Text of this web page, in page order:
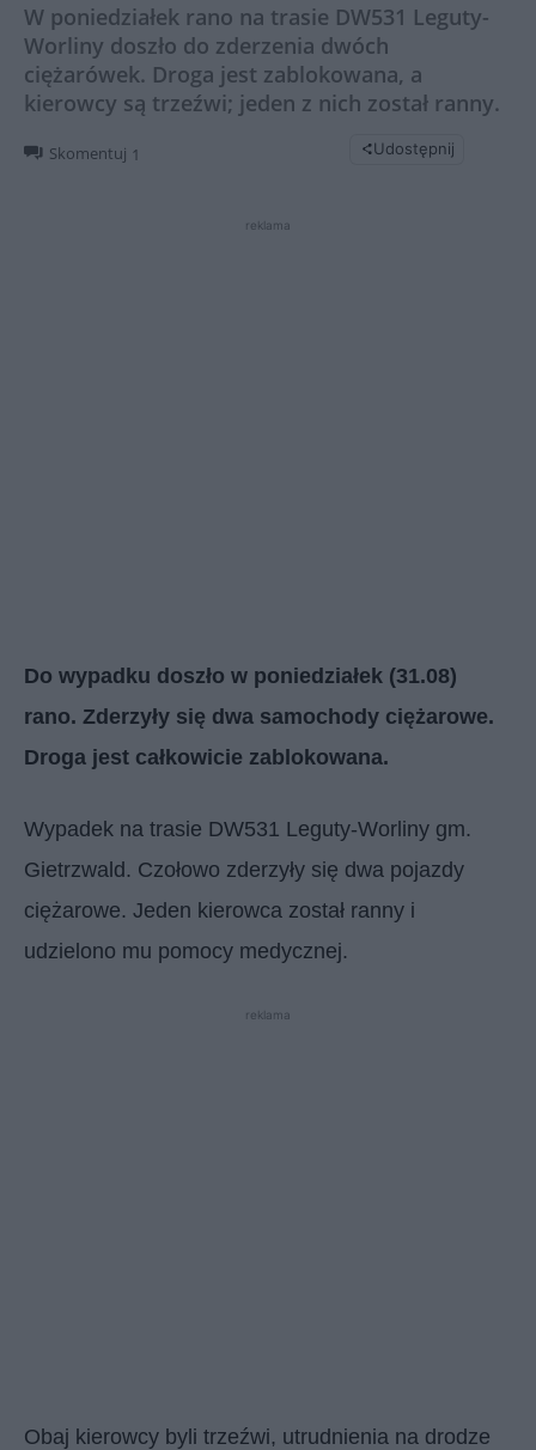
W poniedziałek rano na trasie DW531 Leguty-
Worliny doszło do zderzenia dwóch
ciężarówek. Droga jest zablokowana, a
kierowcy są trzeźwi; jeden z nich został ranny.
Skomentuj 1 Udostępnij
reklama
Do wypadku doszło w poniedziałek (31.08)
rano. Zderzyły się dwa samochody ciężarowe.
Droga jest całkowicie zablokowana.
Wypadek na trasie DW531 Leguty-Worliny gm.
Gietrzwald. Czołowo zderzyły się dwa pojazdy
ciężarowe. Jeden kierowca został ranny i
udzielono mu pomocy medycznej.
reklama
Obaj kierowcy byli trzeźwi, utrudnienia na drodze